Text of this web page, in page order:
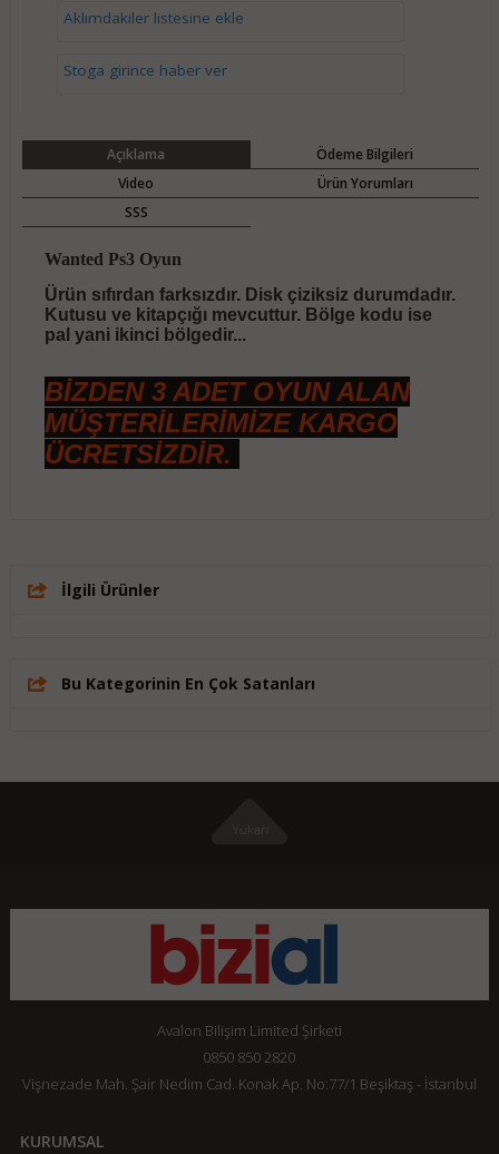
Aklımdakiler listesine ekle
Stoga girince haber ver
Açıklama
Ödeme Bilgileri
Video
Ürün Yorumları
SSS
Wanted Ps3 Oyun
Ürün sıfırdan farksızdır. Disk çiziksiz durumdadır.
Kutusu ve kitapçığı mevcuttur. Bölge kodu ise
pal yani ikinci bölgedir...
BİZDEN 3 ADET OYUN ALAN
MÜŞTERİLERİMİZE KARGO
ÜCRETSİZDİR.
İlgili Ürünler
Bu Kategorinin En Çok Satanları
Avalon Bilişim Limited Şirketi
0850 850 2820
Vişnezade Mah. Şair Nedim Cad. Konak Ap. No:77/1 Beşiktaş - İstanbul
KURUMSAL